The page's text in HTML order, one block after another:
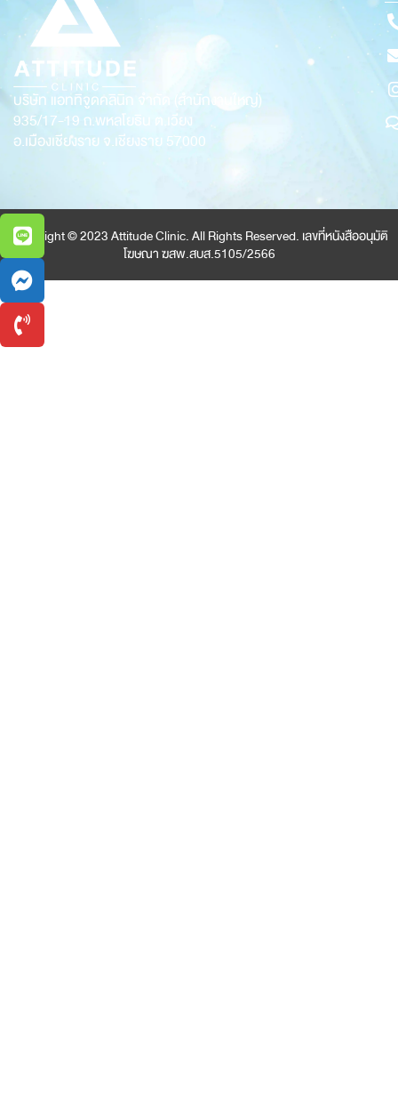
บริษัท แอททิจูดคลินิก จำกัด (สำนักงานใหญ่)
935/17-19 ถ.พหลโยธิน ต.เวียง
อ.เมืองเชียงราย จ.เชียงราย 57000
Copyright © 2023 Attitude Clinic. All Rights Reserved. เลขที่หนังสืออนุมัติ
โฆษณา ฆสพ.สบส.5105/2566